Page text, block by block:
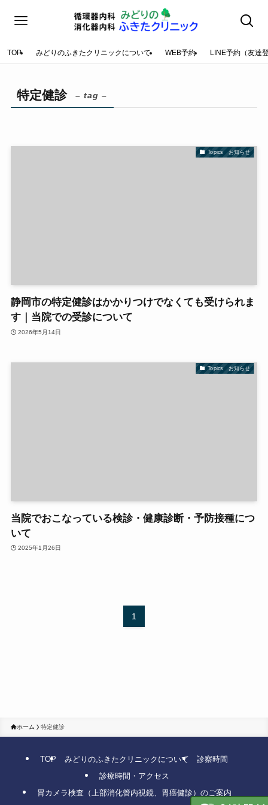
TOP みどりのふきたクリニックについて WEB予約 LINE予約（友達
特定健診 – tag –
Topics お知らせ
静岡市の特定健診はかかりつけでなくても受けられま
す｜当院での受診について
2026年5月14日
Topics お知らせ
当院でおこなっている検診・健康診断・予防接種につ
いて
2025年1月26日
1
ホーム 特定健診
TOP みどりのふきたクリニックについて
診察時間
診療時間・アクセス
胃カメラ検査（上部消化管内視鏡、胃癌健診）のご案内